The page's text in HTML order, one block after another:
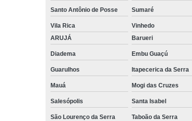
Santo Antônio de Posse Sumaré
Vila Rica Vinhedo
ARUJÁ
Barueri
Diadema Embu Guaçú
Guarulhos Itapecerica da Serra
Mauá Mogi das Cruzes
Salesópolis Santa Isabel
São Lourenço da Serra Taboão da Serra